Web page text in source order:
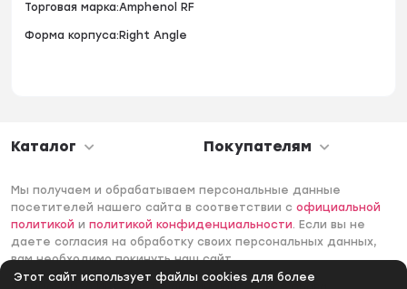
Этот сайт использует файлы cookies для более
Торговая марка:Amphenol RF
Форма корпуса:Right Angle
Каталог Покупателям
Мы получаем и обрабатываем персональные данные
посетителей нашего сайта в соответствии софициальной
политикой иполитикой конфиденциальности. Если вы не
даете согласия на обработку своих персональных данных,
вам необходимо покинуть наш сайт.